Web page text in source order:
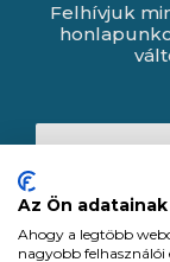
Felhívjuk
Az Ön
Ahogy a legtöbb
nagyobb